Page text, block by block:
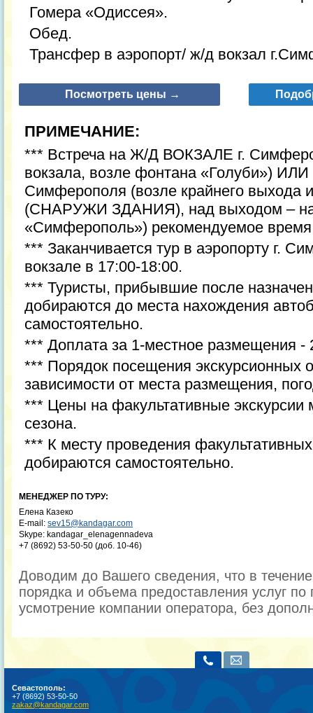
Гомера «Одиссея».
Обед.
Трансфер в аэропорт/ ж/д вокзал
Посмотреть цены →
ПРИМЕЧАНИЕ:
*** Встреча на Ж/Д ВОКЗАЛЕ г.
вокзала, возле фонтана «Голуби») ИЛИ
Симферополя (возле крайнего выхода
(СНАРУЖИ ЗДАНИЯ), над выходом –
«Симферополь») рекомендуемое
*** Заканчивается тур в аэропорту г.
вокзале в 17:00-18:00.
*** Туристы, прибывшие после
добираются до места нахождения
самостоятельно.
*** Доплата за 1-местное размещения -
*** Порядок посещения экскурсионных
зависимости от места размещения,
*** Цены на факультативные экскурсии
сезона.
*** К месту проведения
добираются самостоятельно.
МЕНЕДЖЕР ПО ТУРУ:
Елена Казеко
E-mail: sev15@kandagar.com
Skype: kandagar_elenagennadeva
+7 (8692) 53-50-50 (доб. 10-46)
Доводим до Вашего сведения, что в
порядка и объема предоставления услуг по
усмотрение компании оператора, без
Севастополь:
+7 (8692) 53-50-50
zakaz@kandagar.com